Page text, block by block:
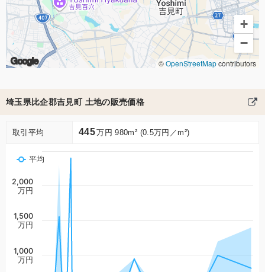
Google
+
−
©OpenStreetMapcontributors
埼玉県比企郡吉見町 土地の販売価格
取引平均 445万円 980m² (0.5万円／m²)
平均
1,000
万円
1,500
万円
2,000
万円